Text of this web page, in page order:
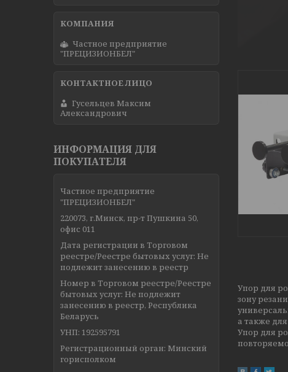
Упор для
зону
а также
Упор для
Частное предприятие
"ПРЕЦИЗИОНБЕЛ"
Гусельцев Максим
Александрович
ИНФОРМАЦИЯ ДЛЯ
ПОКУПАТЕЛЯ
Частное предприятие
"ПРЕЦИЗИОНБЕЛ"
220073, г.Минск, пр-т Пушкина 50,
офис 011
Дата регистрации в Торговом
реестре/Реестре бытовых услуг: Не
подлежит занесению в реестр
Номер в Торговом реестре/Реестре
бытовых услуг: Не подлежит
занесению в реестр, Республика
Беларусь
УНП: 192595791
Регистрационный орган: Минский
горисполком